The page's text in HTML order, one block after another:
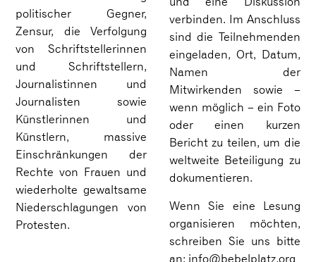
politischer Gegner,
Zensur, die Verfolgung
von Schriftstellerinnen
und Schriftstellern,
Journalistinnen und
Journalisten sowie
Künstlerinnen und
Künstlern, massive
Einschränkungen der
Rechte von Frauen und
wiederholte gewaltsame
Niederschlagungen von
Protesten.
verbinden. Im Anschluss
sind die Teilnehmenden
eingeladen, Ort, Datum,
Namen der
Mitwirkenden sowie –
wenn möglich – ein Foto
oder einen kurzen
Bericht zu teilen, um die
weltweite Beteiligung zu
dokumentieren.
Wenn Sie eine Lesung
organisieren möchten,
schreiben Sie uns bitte
an: info@bebelplatz.org